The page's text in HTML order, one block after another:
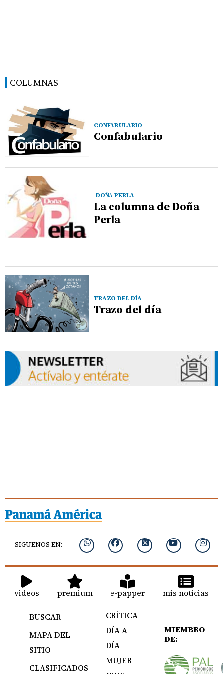
COLUMNAS
CONFABULARIO
Confabulario
DOÑA PERLA
La columna de Doña
Perla
TRAZO DEL DÍA
Trazo del día
SIGUENOS EN:
videos premium e-papper mis noticias
BUSCAR
MAPA DEL
SITIO
CLASIFICADOS
CRÍTICA
DÍA A
DÍA
MUJER
MIEMBRO
DE: